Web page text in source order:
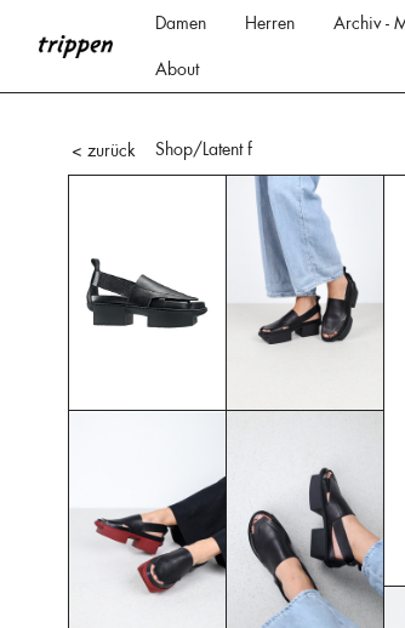
Damen Herren Archiv -
About
< zurück Shop/Latent f